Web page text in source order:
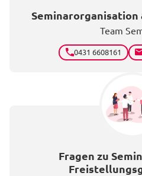
Team
0431 6608161
Fragen zu